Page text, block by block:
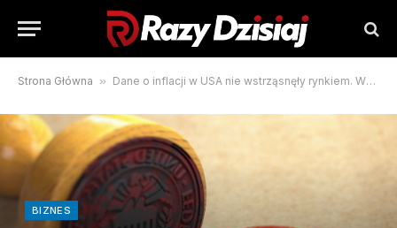
Strona Główna » Dane o inflacji w USA nie wstrząsnęły rynkiem. Wyniki nie były przełomowe
BIZNES